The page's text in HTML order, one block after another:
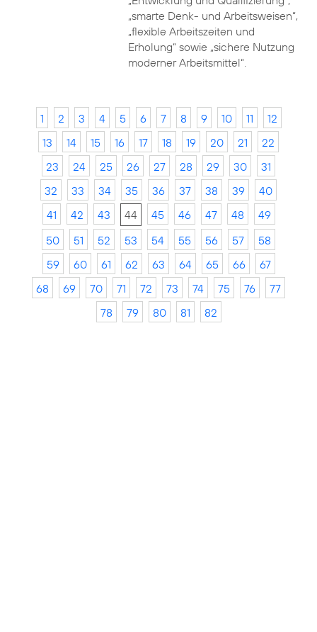
„smarte Denk- und Arbeitsweisen“,
„flexible Arbeitszeiten und
Erholung“ sowie „sichere Nutzung
moderner Arbeitsmittel“.
1 2 3 4 5 6 7 8 9 10 11
12
13
14 15 16 17 18 19 20 21
22
23
24 25 26 27 28 29 30
31
32
33 34 35 36 37 38 39
40
41
42 43 44 45 46 47 48
49
50
51 52 53 54 55 56 57
58
59
60 61 62 63 64 65 66
67
68
69 70 71 72 73 74 75 76
77
78
79 80 81 82